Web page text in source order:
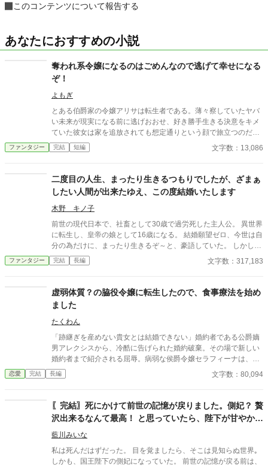
このコンテンツについて報告する
あなたにおすすめの小説
奪われ系令嬢になるのはごめんなので逃げて幸せになる
ぞ！
よもぎ
とある伯爵家の令嬢アリサは転生者である。薄々察していたヤバ
い未来が現実になる前に逃げおおせ、好き勝手生きる決意をキメ
ていた彼女は家を追放されても想定通りという顔で旅立つのだっ
た。
ファンタジー 完結 短編 文字数：13,086
二度目の人生、まったり生きるつもりでしたが、ざまぁ
したい人間が出来たゆえ、この度結婚いたします
木野 キノ子
前世の現代日本で、社畜として30歳で過労死した主人公。 異世界
に転生し、皇帝の娘として16歳になる。 結婚願望ゼロ、今世は自
分の為だけに、まったり生きるぞ～と、豪語していた。 しかしひ
ょんなことから舞い込んだ見合い相手を調べているうちに、どう
にも我慢がならなくなった。 良い人間を寄ってたかっていじめる
意した主人公は…。 さてさて、無事にざまぁを完成できるのか？
ファンタジー 完結 長編 文字数：317,183
虚弱体質？の脇役令嬢に転生したので、食事療法を始め
ました
たくわん
「跡継ぎを産めない貴女とは結婚できない」婚約者である公爵嫡
男アレクシスから、冷酷に告げられた婚約破棄。その場で新しい
婚約者まで紹介される屈辱。病弱な侯爵令嬢セラフィーナは、社
交界の哀れみと嘲笑の的となった。
恋愛 完結 長編 文字数：80,094
〖完結〗死にかけて前世の記憶が戻りました。側妃？ 贅
沢出来るなんて最高！ と思っていたら、陛下が甘やかし
てくるのですが？
藍川みいな
私は死んだはずだった。 目を覚ましたら、そこは見知らぬ世界｡
しかも、国王陛下の側妃になっていた。 前世の記憶が戻る前は、